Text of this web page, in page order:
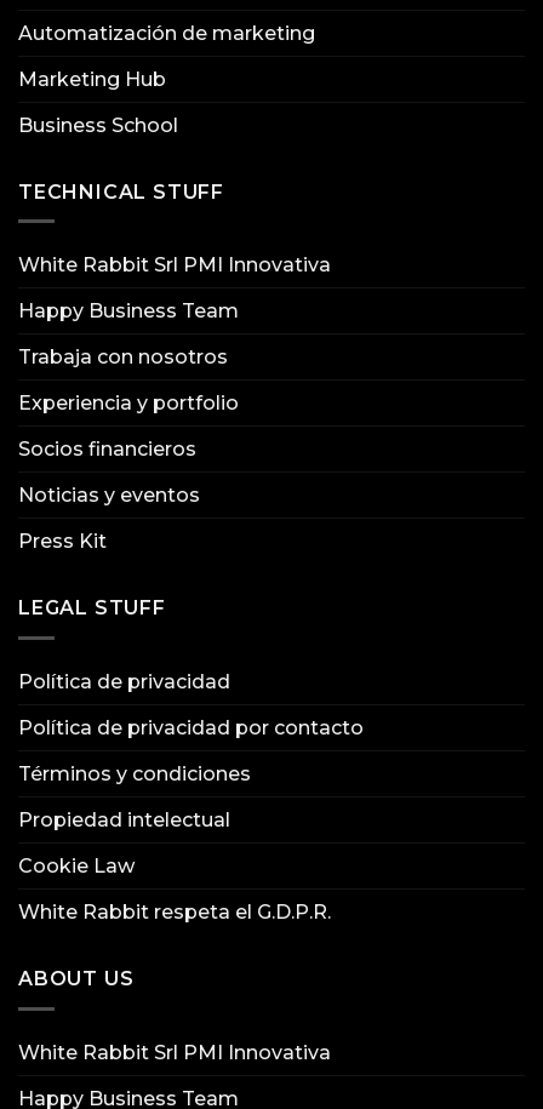
Automatización de marketing
Marketing Hub
Business School
TECHNICAL STUFF
White Rabbit Srl PMI Innovativa
Happy Business Team
Trabaja con nosotros
Experiencia y portfolio
Socios financieros
Noticias y eventos
Press Kit
LEGAL STUFF
Política de privacidad
Política de privacidad por contacto
Términos y condiciones
Propiedad intelectual
Cookie Law
White Rabbit respeta el G.D.P.R.
ABOUT US
White Rabbit Srl PMI Innovativa
Happy Business Team